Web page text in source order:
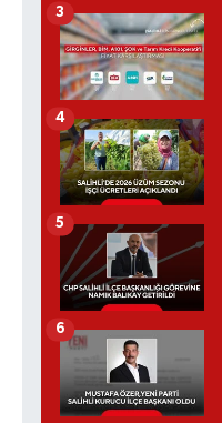
3
4
5
6